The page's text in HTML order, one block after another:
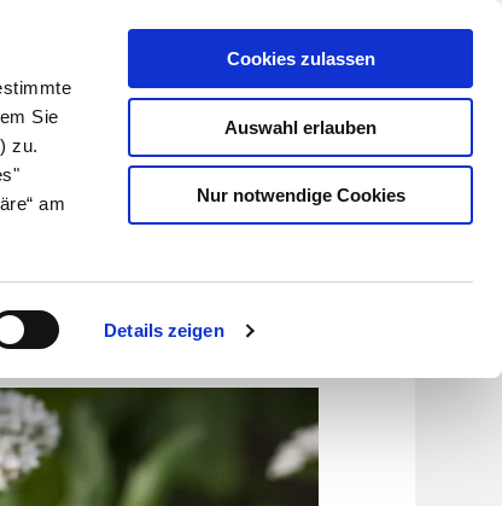
Sie
zu.
am
Details zeigen
Cookies zulassen
Auswahl erlauben
Nur notwendige Cookies
Kundenlogin
Suche
Über uns